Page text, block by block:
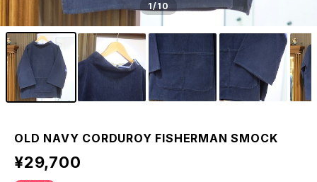
1/10
OLD NAVY CORDUROY FISHERMAN SMOCK
¥29,700